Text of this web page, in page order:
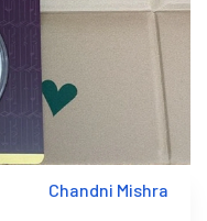
Chandni Mishra